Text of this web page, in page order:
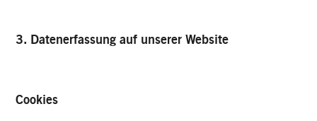
3. Datenerfassung auf unserer Website
Cookies